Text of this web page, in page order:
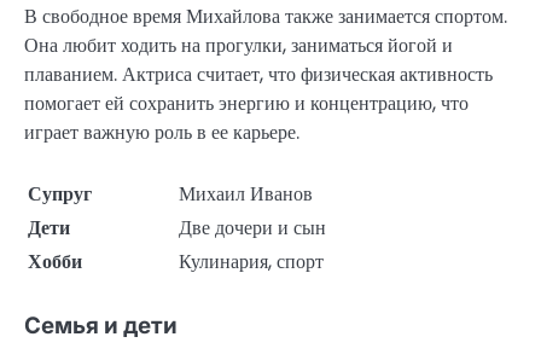
В свободное время Михайлова также занимается спортом.
Она любит ходить на прогулки, заниматься йогой и
плаванием. Актриса считает, что физическая активность
помогает ей сохранить энергию и концентрацию, что
играет важную роль в ее карьере.
Супруг
Михаил Иванов
Дети
Две дочери и сын
Хобби
Кулинария, спорт
Семья и дети